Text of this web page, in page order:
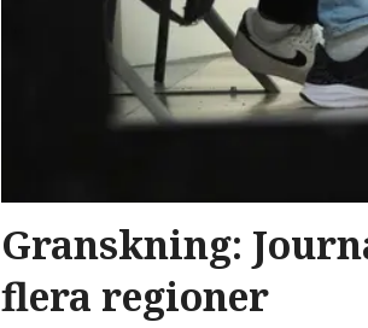
Granskning:
flera regioner